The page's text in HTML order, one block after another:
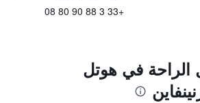
+33 3 88 90 80 08
الراحة في هوتل